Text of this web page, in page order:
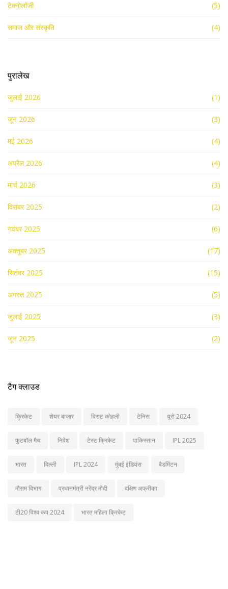
टेक्नोलॉजी (5)
समाज और संस्कृति (4)
पुरालेख
जुलाई 2026 (1)
जून 2026 (3)
मई 2026 (4)
अप्रैल 2026 (4)
मार्च 2026 (3)
दिसंबर 2025 (2)
नवंबर 2025 (6)
अक्तूबर 2025 (17)
सितंबर 2025 (15)
अगस्त 2025 (5)
जुलाई 2025 (3)
जून 2025 (2)
टैग क्लाउड
क्रिकेट शेयर बाजार विराट कोहली टेनिस यूरो 2024
फुटबॉल मैच निवेश टेस्ट क्रिकेट पाकिस्तान IPL 2025
भारत दिल्ली IPL 2024 मुंबई इंडियंस बैडमिंटन
मौसम विभाग प्रधानमंत्री नरेंद्र मोदी दक्षिण अफ्रीका
टी20 विश्व कप 2024 भारत महिला क्रिकेट